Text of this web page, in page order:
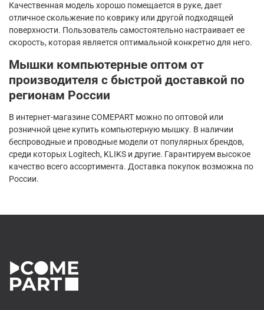
Качественная модель хорошо помещается в руке, дает
отличное скольжение по коврику или другой подходящей
поверхности. Пользователь самостоятельно настраивает ее
скорость, которая является оптимальной конкретно для него.
Мышки компьютерные оптом от
производителя с быстрой доставкой по
регионам России
В интернет-магазине COMEPART можно по оптовой или
розничной цене купить компьютерную мышку. В наличии
беспроводные и проводные модели от популярных брендов,
среди которых Logitech, KLIKS и другие. Гарантируем высокое
качество всего ассортимента. Доставка покупок возможна по
России.